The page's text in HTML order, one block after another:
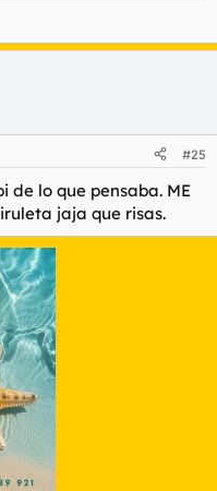
#25
de lo que pensaba. ME
jaja que risas.